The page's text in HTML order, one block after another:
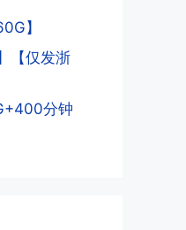
】
【仅发浙
分钟